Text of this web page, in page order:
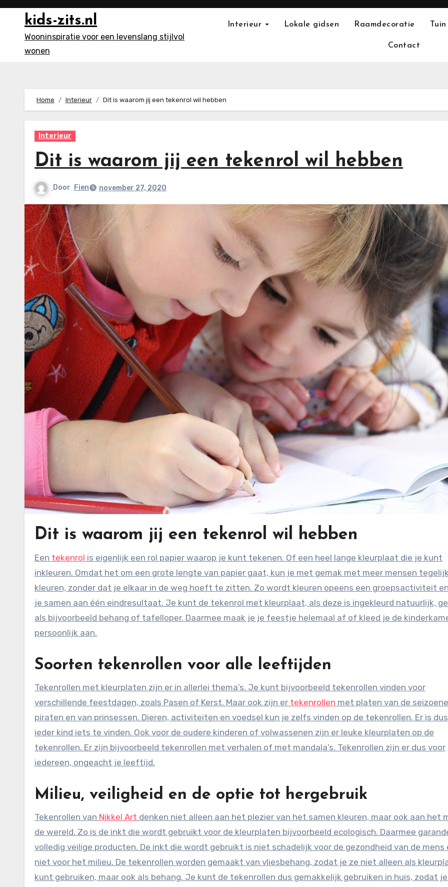
Ga
inhoud
kids-zits.nl
Wooninspiratie voor een levenslang stijlvol
wonen
Interieur Lokale gidsen Raamdecoratie Tuin
Contact
Home Interieur Dit is waarom jij een tekenrol wil hebben
Interieur
Dit is waarom jij een tekenrol wil hebben
Door Fien november 27, 2020
Dit is waarom jij een tekenrol wil hebben
Een tekenrol is eigenlijk een rol papier waarop je kunt tekenen. Of een heel lange kleurplaat die je kunt
inkleuren. Omdat het om een grote lengte van papier gaat, kun je met gemak met meer mensen
kleuren, zonder dat je elkaar in de weg hoeft te zitten. Zo wordt kleuren opeens een groepsactiviteit
je samen aan één eindresultaat. Je kunt de tekenrol met kleurplaat, als deze is ingekleurd natuurlijk,
als bijvoorbeeld behang of tafelloper. Daarmee maak je je feestje helemaal af of kleed je de
persoonlijk aan.
Soorten tekenrollen voor alle leeftijden
Tekenrollen met kleurplaten zijn er in allerlei thema’s. Je kunt bijvoorbeeld tekenrollen vinden voor
verschillende feestdagen, zoals Pasen of Kerst. Maar ook zijn er tekenrollen met platen van de
piraten en van prinsessen. Dieren, activiteiten en voedsel kun je zelfs vinden op de tekenrollen. Er is
ieder kind iets te vinden. Ook voor de oudere kinderen of volwassenen zijn er leuke kleurplaten op de
tekenrollen. Er zijn bijvoorbeeld tekenrollen met verhalen of met mandala’s. Tekenrollen zijn er dus voor
iedereen, ongeacht je leeftijd.
Milieu, veiligheid en de optie tot hergebruik
Tekenrollen van Nikkel Art denken niet alleen aan het plezier van het samen kleuren, maar ook aan het
de wereld. Zo is de inkt die wordt gebruikt voor de kleurplaten bijvoorbeeld ecologisch. Daarmee
volledig veilige producten. De inkt die wordt gebruikt is niet schadelijk voor de gezondheid van de mens
niet voor het milieu. De tekenrollen worden gemaakt van vliesbehang, zodat je ze niet alleen als
kunt gebruiken, maar ook als behang. Je kunt de tekenrollen dus gemakkelijk gebruiken in huis, zodat